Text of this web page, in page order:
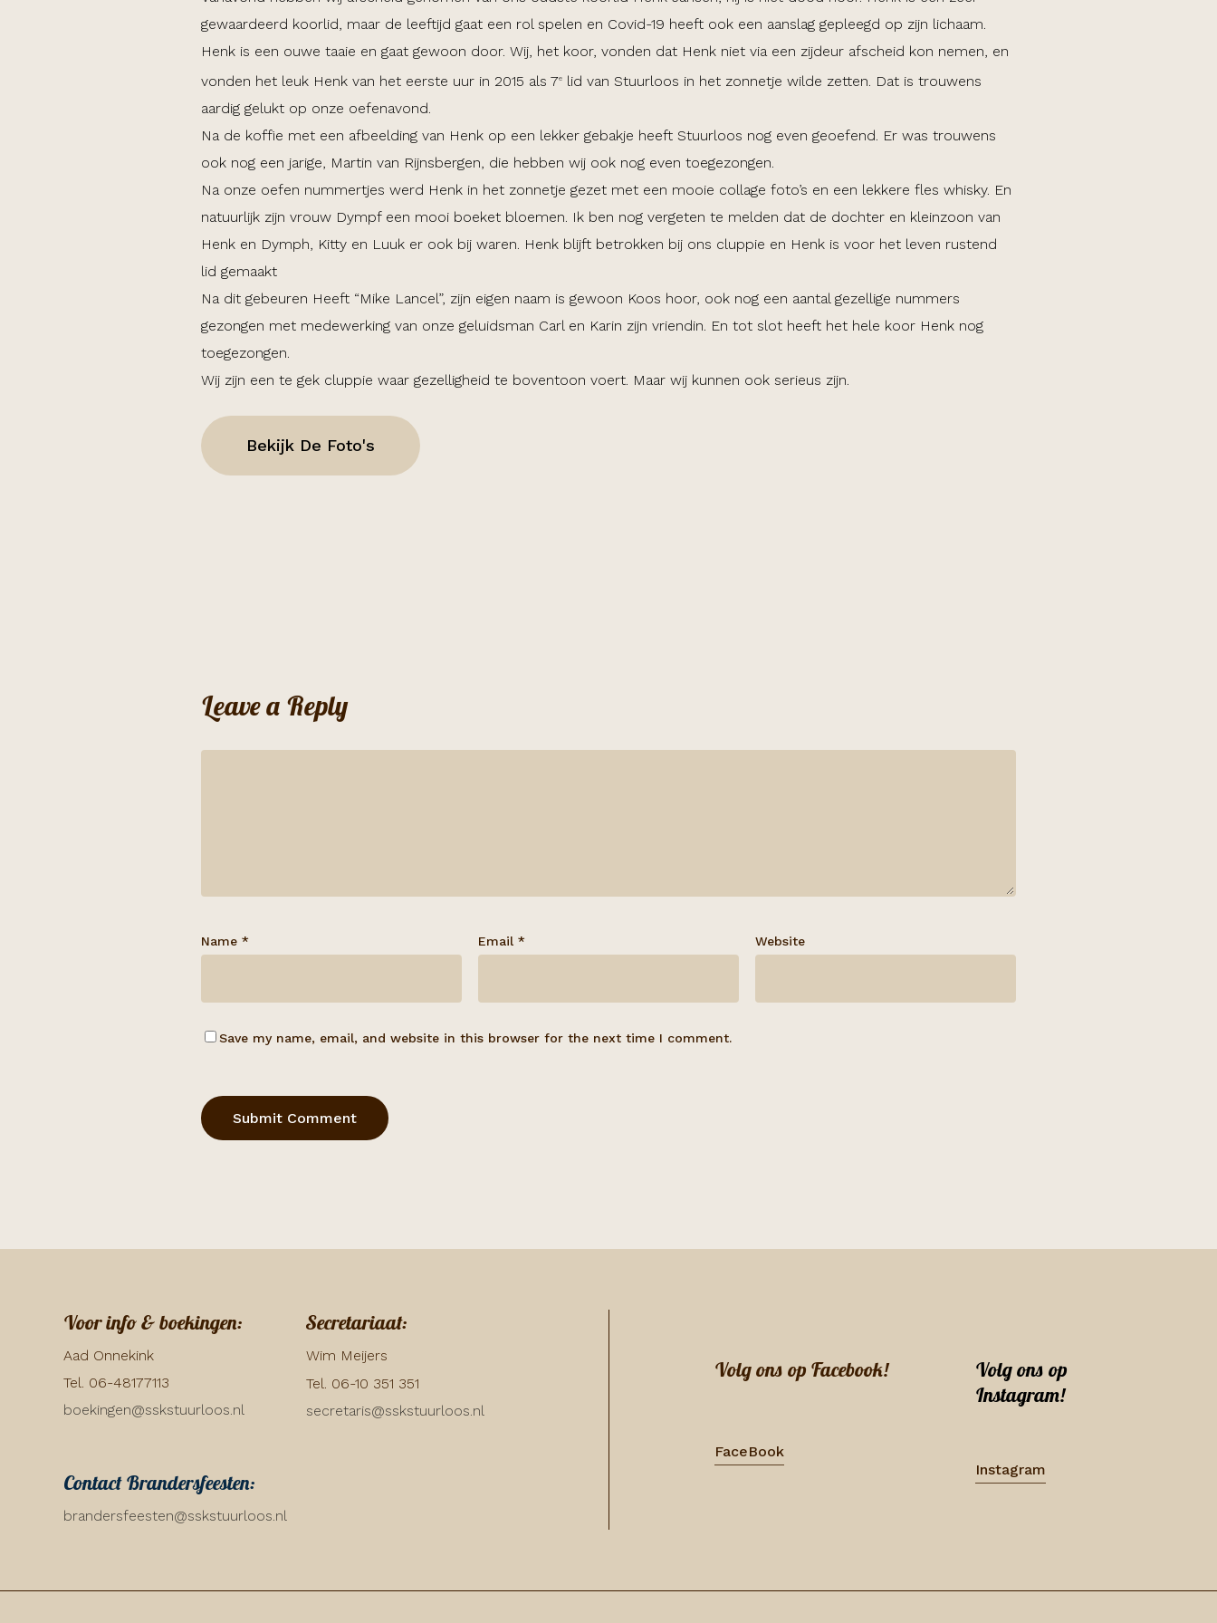
gewaardeerd koorlid, maar de leeftijd gaat een rol spelen en Covid-19 heeft ook een aanslag gepleegd op zijn lichaam.
Henk is een ouwe taaie en gaat gewoon door. Wij, het koor, vonden dat Henk niet via een zijdeur afscheid kon nemen, en
vonden het leuk Henk van het eerste uur in 2015 als 7e
lid van Stuurloos in het zonnetje wilde zetten. Dat is trouwens
aardig gelukt op onze oefenavond.
Na de koffie met een afbeelding van Henk op een lekker gebakje heeft Stuurloos nog even geoefend. Er was trouwens
ook nog een jarige, Martin van Rijnsbergen, die hebben wij ook nog even toegezongen.
Na onze oefen nummertjes werd Henk in het zonnetje gezet met een mooie collage foto’s en een lekkere fles whisky. En
natuurlijk zijn vrouw Dympf een mooi boeket bloemen. Ik ben nog vergeten te melden dat de dochter en kleinzoon van
Henk en Dymph, Kitty en Luuk er ook bij waren. Henk blijft betrokken bij ons cluppie en Henk is voor het leven rustend
lid gemaakt
Na dit gebeuren Heeft “Mike Lancel”, zijn eigen naam is gewoon Koos hoor, ook nog een aantal gezellige nummers
gezongen met medewerking van onze geluidsman Carl en Karin zijn vriendin. En tot slot heeft het hele koor Henk nog
toegezongen.
Wij zijn een te gek cluppie waar gezelligheid te boventoon voert. Maar wij kunnen ook serieus zijn.
Bekijk De Foto's
Leave a Reply
Name * Email * Website
Save my name, email, and website in this browser for the next time I comment.
Voor info & boekingen:
Aad Onnekink
Tel. 06-48177113
boekingen@sskstuurloos.nl
Secretariaat:
Wim Meijers
Tel. 06-10 351 351
secretaris@sskstuurloos.nl
Contact Brandersfeesten:
brandersfeesten@sskstuurloos.nl
Volg ons op Facebook!
FaceBook
Volg ons op
Instagram!
Instagram